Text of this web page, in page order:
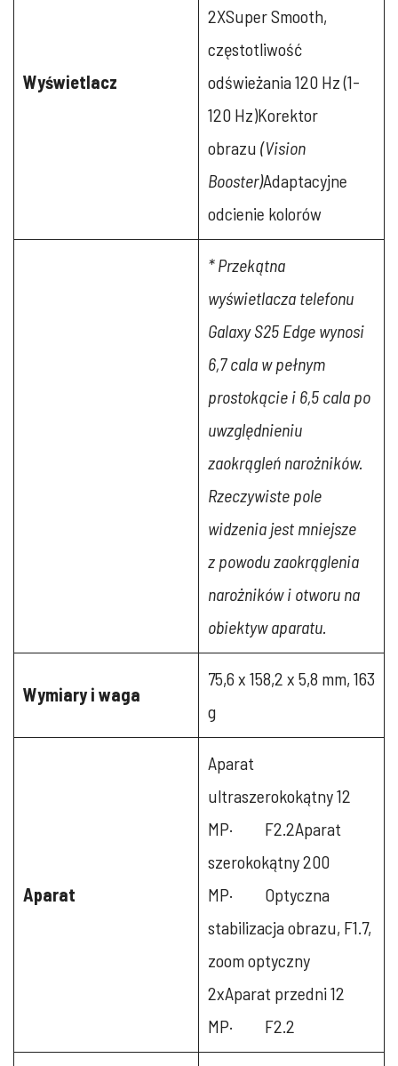
Wyświetlacz
2XSuper Smooth,
częstotliwość
odświeżania 120 Hz (1-
120 Hz)Korektor
obrazu (Vision
Booster)Adaptacyjne
odcienie kolorów
* Przekątna
wyświetlacza telefonu
Galaxy S25 Edge wynosi
6,7 cala w pełnym
prostokącie i 6,5 cala po
uwzględnieniu
zaokrągleń narożników.
Rzeczywiste pole
widzenia jest mniejsze
z powodu zaokrąglenia
narożników i otworu na
obiektyw aparatu.
Wymiary i waga
75,6 x 158,2 x 5,8 mm, 163
g
Aparat
Aparat
ultraszerokokątny 12
MP· F2.2Aparat
szerokokątny 200
MP· Optyczna
stabilizacja obrazu, F1.7,
zoom optyczny
2xAparat przedni 12
MP· F2.2